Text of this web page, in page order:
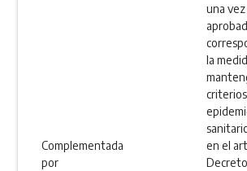
Complementada
por
una
la
criterios
en el